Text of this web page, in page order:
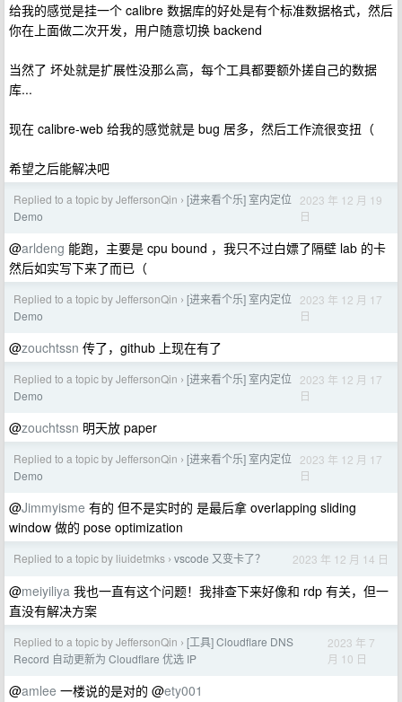
给我的感觉是挂一个 calibre 数据库的好处是有个标准数据格式，然后
你在上面做二次开发，用户随意切换 backend
当然了 坏处就是扩展性没那么高，每个工具都要额外搓自己的数据
库...
现在 calibre-web 给我的感觉就是 bug 居多，然后工作流很变扭（
希望之后能解决吧
Replied to a topic by JeffersonQin › [进来看个乐] 室内定位
Demo
2023 年 12 月 19
日
@arldeng 能跑，主要是 cpu bound ，我只不过白嫖了隔壁 lab 的卡
然后如实写下来了而已（
Replied to a topic by JeffersonQin › [进来看个乐] 室内定位
Demo
2023 年 12 月 17
日
@zouchtssn 传了，github 上现在有了
Replied to a topic by JeffersonQin › [进来看个乐] 室内定位
Demo
2023 年 12 月 17
日
@zouchtssn 明天放 paper
Replied to a topic by JeffersonQin › [进来看个乐] 室内定位
Demo
2023 年 12 月 17
日
@Jimmyisme 有的 但不是实时的 是最后拿 overlapping sliding
window 做的 pose optimization
Replied to a topic by liuidetmks › vscode 又变卡了？ 2023 年 12 月 14 日
@meiyiliya 我也一直有这个问题！我排查下来好像和 rdp 有关，但一
直没有解决方案
Replied to a topic by JeffersonQin › [工具] Cloudflare DNS
Record 自动更新为 Cloudflare 优选 IP
2023 年 7
月 10 日
@amlee 一楼说的是对的 @ety001